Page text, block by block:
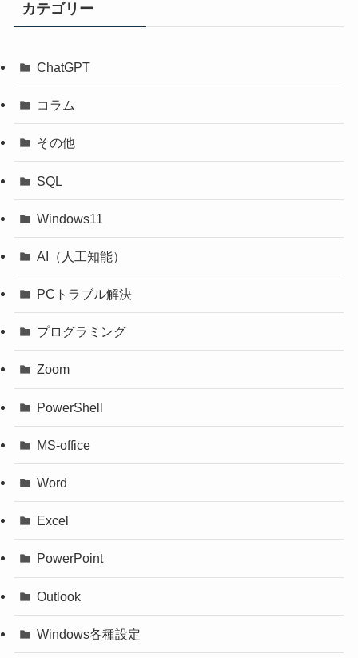
カテゴリー
ChatGPT
コラム
その他
SQL
Windows11
AI（人工知能）
PCトラブル解決
プログラミング
Zoom
PowerShell
MS-office
Word
Excel
PowerPoint
Outlook
Windows各種設定